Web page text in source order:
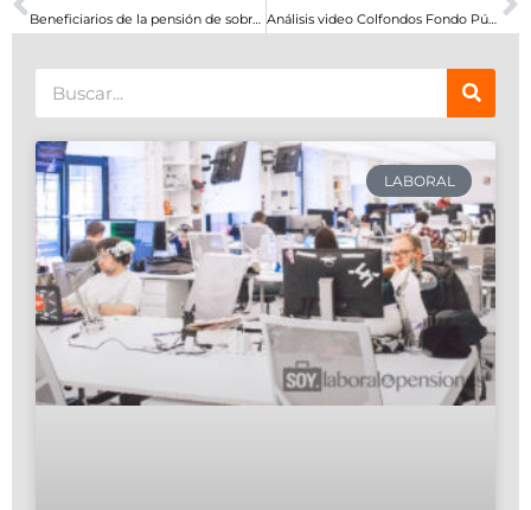
Beneficiarios de la pensión de sobrevivientes: Parte 1 Análisis video Colfondos Fondo Público Vs. Fondo Privado
Search
LABORAL